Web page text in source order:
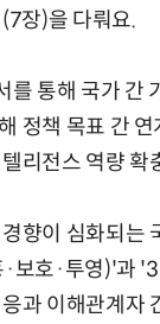
장)을 다뤄요.
를 통해 국가 간
정책 목표 간
리전스 역량
향이 심화되는
보호·투영)'과
과 이해관계자